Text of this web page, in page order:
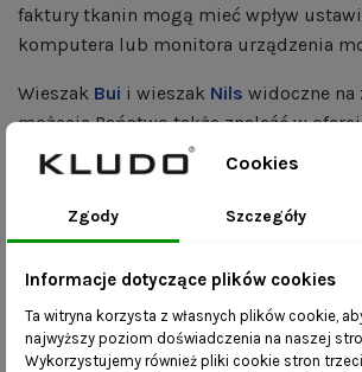
faktury tkanin mogą mieć wpływ
komputera lub monitora urządzenia
Wieszak Bui i wieszak Nils widoczne na
możecie Państwo także znaleźć w
Stylowa ławeczka z półkami
Asa to stylowa szafka na buty do
stali jest ciekawą alternatywą do
typu. Stal jest wdzięcznym materiałem,
zastosowanego w siedzisku projektu
się do stworzenia bardziej eleganckiej
ławeczki, lub siedziska o zupełnie
Cookies
Zgody Szczegóły
Informacje dotyczące plików cookies
Ta witryna korzysta z własnych plików cookie,
najwyższy poziom doświadczenia na naszej
Wykorzystujemy również pliki cookie stron